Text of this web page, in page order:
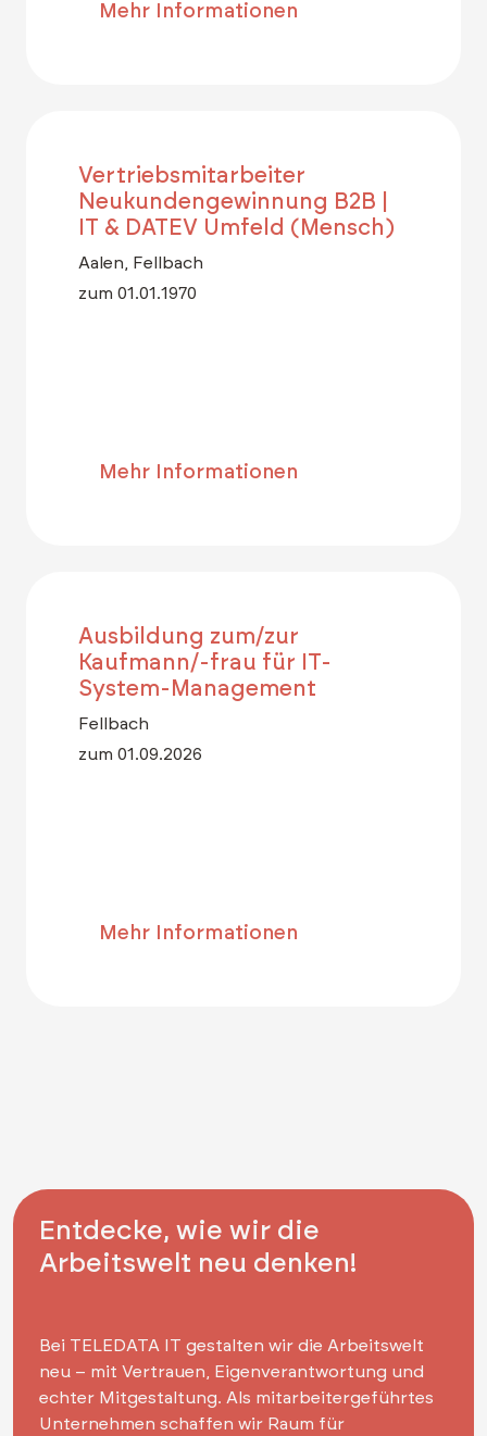
Mehr Informationen
Vertriebsmitarbeiter
Neukundengewinnung B2B |
IT & DATEV Umfeld (Mensch)
Aalen, Fellbach
zum 01.01.1970
Mehr Informationen
Ausbildung zum/zur
Kaufmann/-frau für IT-
System-Management
Fellbach
zum 01.09.2026
Mehr Informationen
Entdecke, wie wir die
Arbeitswelt neu denken!
Bei TELEDATA IT gestalten wir die Arbeitswelt
neu – mit Vertrauen, Eigenverantwortung und
echter Mitgestaltung. Als mitarbeitergeführtes
Unternehmen schaffen wir Raum für